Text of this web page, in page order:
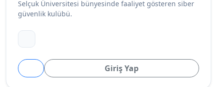
Selçuk Üniversitesi bünyesinde faaliyet gösteren siber
güvenlik kulübü.
Giriş Yap